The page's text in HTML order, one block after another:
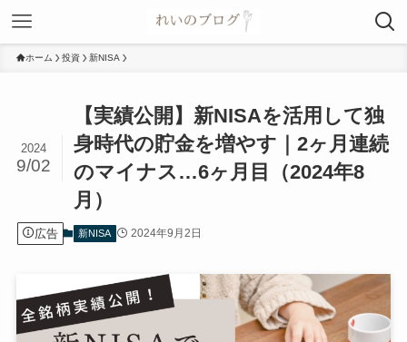
ホーム 投資 新NISA
【実績公開】新NISAを活用して独
身時代の貯金を増やす｜2ヶ月連続
のマイナス…6ヶ月目（2024年8
月）
2024
9/02
広告 新NISA 2024年9月2日